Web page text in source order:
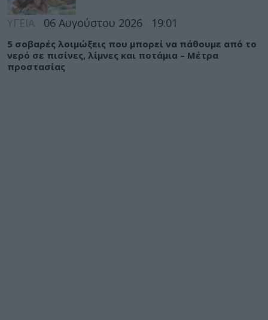
ΥΓΕΙΑ 06 Αυγούστου 2026 19:01
5 σοβαρές λοιμώξεις που μπορεί να πάθουμε από το
νερό σε πισίνες, λίμνες και ποτάμια – Μέτρα
προστασίας